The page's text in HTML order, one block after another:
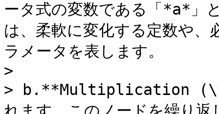
ータ式の変数である「*a*」
は、柔軟に変化する定数や、
ラメータを表します。
>
> b.**Multiplication